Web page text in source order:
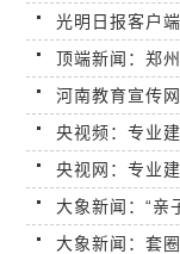
光明日报客户
顶端新闻：郑
河南教育宣传
央视频：专业
央视网：专业
大象新闻：“亲
大象新闻：套